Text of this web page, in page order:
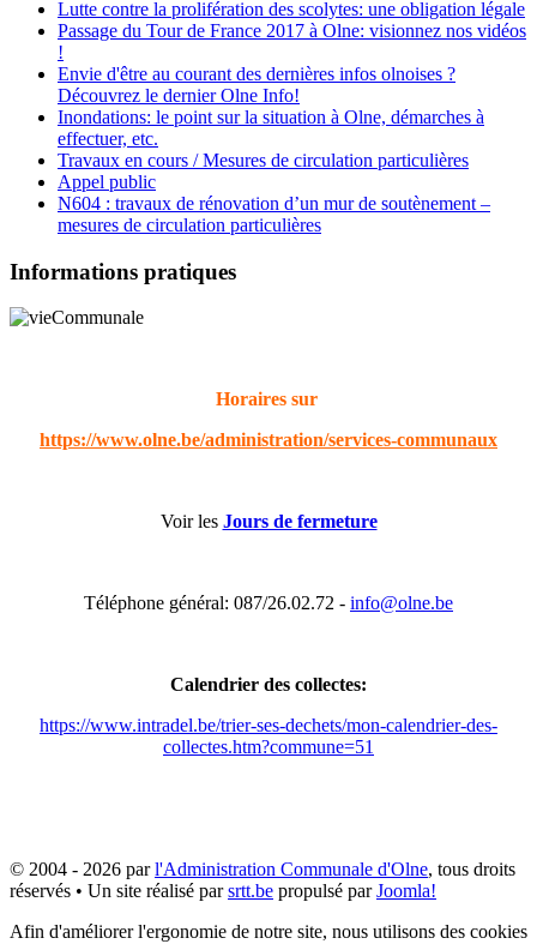
Lutte contre la prolifération des scolytes: une obligation légale
Passage du Tour de France 2017 à Olne: visionnez nos vidéos
!
Envie d'être au courant des dernières infos olnoises ?
Découvrez le dernier Olne Info!
Inondations: le point sur la situation à Olne, démarches à
effectuer, etc.
Travaux en cours / Mesures de circulation particulières
Appel public
N604 : travaux de rénovation d’un mur de soutènement –
mesures de circulation particulières
Informations pratiques
Horaires sur
https://www.olne.be/administration/services-communaux
Voir les Jours de fermeture
Téléphone général: 087/26.02.72 - info@olne.be
Calendrier des collectes:
https://www.intradel.be/trier-ses-dechets/mon-calendrier-des-
collectes.htm?commune=51
© 2004 - 2026 parl'Administration Communale d'Olne, tous droits
réservés • Un site réalisé parsrtt.be propulsé parJoomla!
Afin d'améliorer l'ergonomie de notre site, nous utilisons des cookies